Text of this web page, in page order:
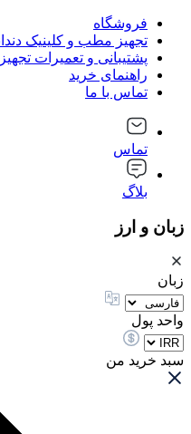
فروشگاه
تجهیز مطب و کلینیک
پشتیبانی و تعمیرات
راهنمای خرید
تماس با ما
تماس
بلاگ
زبان و ارز
زبان
واحد پول
سبد خرید من